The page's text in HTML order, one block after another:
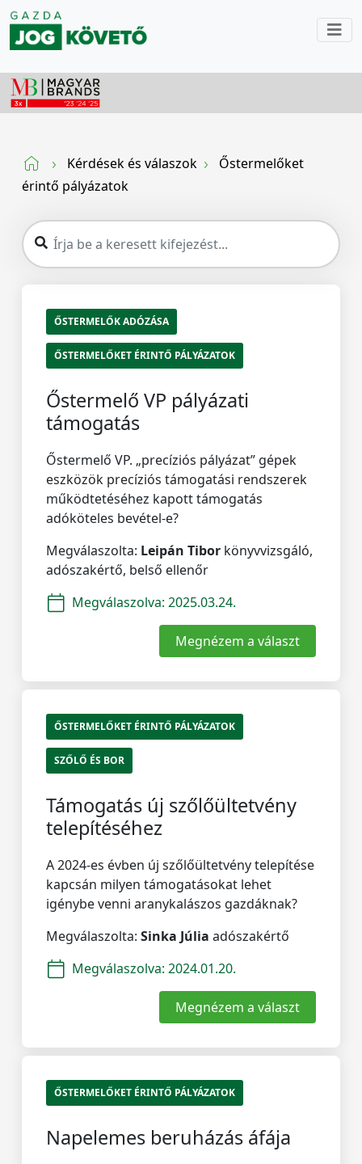
Kérdések és válaszok
Őstermelőket
érintő pályázatok
ŐSTERMELŐK ADÓZÁSA
ŐSTERMELŐKET ÉRINTŐ PÁLYÁZATOK
Őstermelő VP pályázati
támogatás
Őstermelő VP. „precíziós pályázat” gépek
eszközök precíziós támogatási rendszerek
működtetéséhez kapott támogatás
adóköteles bevétel-e?
Megválaszolta: Leipán Tibor könyvvizsgáló,
adószakértő, belső ellenőr
Megválaszolva: 2025.03.24.
Megnézem a választ
ŐSTERMELŐKET ÉRINTŐ PÁLYÁZATOK
SZŐLŐ ÉS BOR
Támogatás új szőlőültetvény
telepítéséhez
A 2024-es évben új szőlőültetvény telepítése
kapcsán milyen támogatásokat lehet
igénybe venni aranykalászos gazdáknak?
Megválaszolta: Sinka Júlia adószakértő
Megválaszolva: 2024.01.20.
Megnézem a választ
ŐSTERMELŐKET ÉRINTŐ PÁLYÁZATOK
Napelemes beruházás áfája